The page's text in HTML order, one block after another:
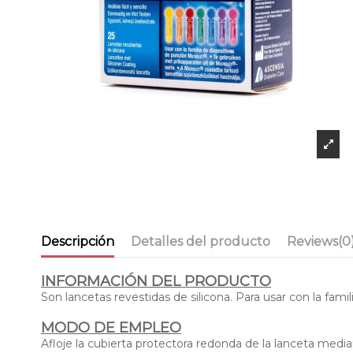
Descripción Detalles del producto Reviews
INFORMACIÓN DEL PRODUCTO
Son lancetas revestidas de silicona. Para usar con la
MODO DE EMPLEO
Afloje la cubierta protectora redonda de la lanceta